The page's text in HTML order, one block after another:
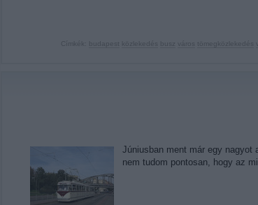
közlekedés busz tömegközlekedés
Júniusban ment már egy
nem tudom pontosan, hogy az